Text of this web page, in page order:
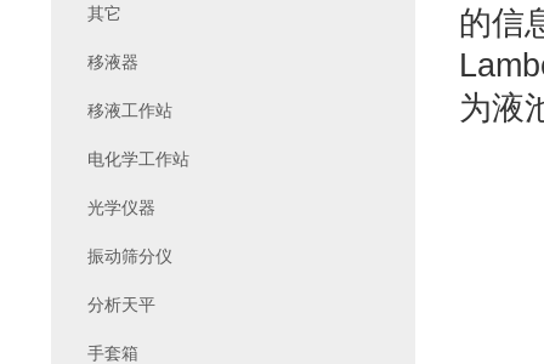
的信
为液
其它
移液器
移液工作站
电化学工作站
光学仪器
振动筛分仪
分析天平
手套箱